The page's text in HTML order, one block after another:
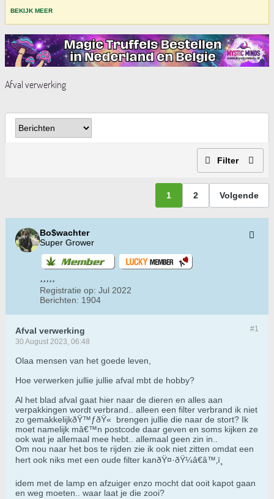
BEKIJK MEER
Afval verwerking
Filter
1 2 Volgende
Bo$wachter
Super Grower
Registratie op: Jul 2022
Berichten: 1904
#1
Afval verwerking
30 August 2023, 06:48
Olaa mensen van het goede leven,
Hoe verwerken jullie jullie afval mbt de hobby?
Al het blad afval gaat hier naar de dieren en alles aan
verpakkingen wordt verbrand.. alleen een filter verbrand ik niet
zo gemakkelijkðŸ™ƒðŸ« brengen jullie die naar de stort? Ik
moet namelijk mâ€™n postcode daar geven en soms kijken ze
ook wat je allemaal mee hebt.. allemaal geen zin in..
Om nou naar het bos te rijden zie ik ook niet zitten omdat een
hert ook niks met een oude filter kanðŸ¤·ðŸ¼â€â™‚ï¸
idem met de lamp en afzuiger enzo mocht dat ooit kapot gaan
en weg moeten.. waar laat je die zooi?